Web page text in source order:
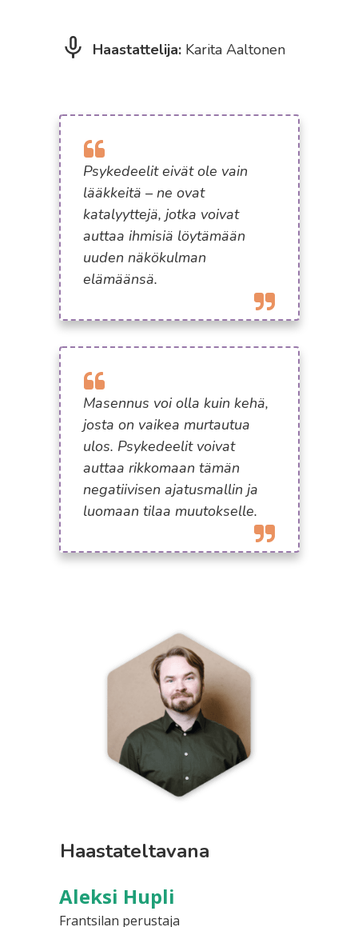
Haastattelija: Karita Aaltonen
Psykedeelit eivät ole vain
lääkkeitä – ne ovat
katalyyttejä, jotka voivat
auttaa ihmisiä löytämään
uuden näkökulman
elämäänsä.
Masennus voi olla kuin kehä,
josta on vaikea murtautua
ulos. Psykedeelit voivat
auttaa rikkomaan tämän
negatiivisen ajatusmallin ja
luomaan tilaa muutokselle.
Haastateltavana
Aleksi Hupli
Frantsilan perustaja